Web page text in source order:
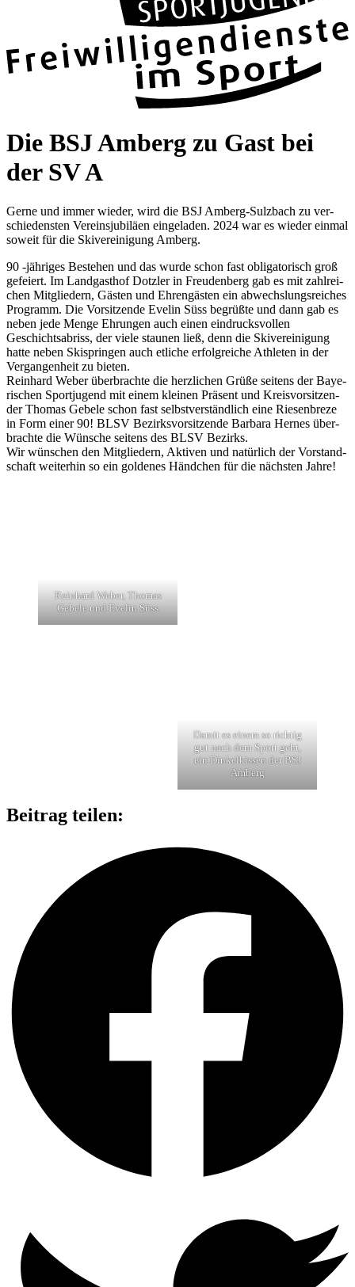
Die BSJ Amberg zu Gast bei
der SV A
Gerne und immer wie­der, wird die BSJ Amberg-Sulz­bach zu ver­
schie­dens­ten Ver­eins­ju­bi­läen ein­ge­la­den. 2024 war es wie­der ein­mal
soweit für die Ski­ver­ei­ni­gung Amberg.
90 ‑jäh­ri­ges Bestehen und das wurde schon fast obli­ga­to­risch groß
gefei­ert. Im Land­gast­hof Dotz­ler in Freu­den­berg gab es mit zahl­rei­
chen Mit­glie­dern, Gäs­ten und Ehren­gäs­ten ein abwechs­lungs­rei­ches
Pro­gramm. Die Vor­sit­zende Eve­lin Süss begrüßte und dann gab es
neben jede Menge Ehrun­gen auch einen ein­drucks­vol­len
Geschichts­ab­riss, der viele stau­nen ließ, denn die Ski­ver­ei­ni­gung
hatte neben Ski­sprin­gen auch etli­che erfolg­rei­che Ath­le­ten in der
Ver­gan­gen­heit zu bie­ten.
Rein­hard Weber über­brachte die herz­li­chen Grüße sei­tens der Baye­
ri­schen Sport­ju­gend mit einem klei­nen Prä­sent und Kreis­vor­sit­zen­
der Tho­mas Gebele schon fast selbst­ver­ständ­lich eine Rie­sen­breze
in Form einer 90! BLSV Bezirks­vor­sit­zende Bar­bara Her­nes über­
brachte die Wün­sche sei­tens des BLSV Bezirks.
Wir wün­schen den Mit­glie­dern, Akti­ven und natür­lich der Vor­stand­
schaft wei­ter­hin so ein gol­de­nes Händ­chen für die nächs­ten Jahre!
Rein­hard Weber, Tho­mas
Gebele und Eve­lin Süss
Damit es einem so rich­tig
gut nach dem Sport geht,
ein Din­kel­kis­sen der BSJ
Amberg
Beitrag teilen: